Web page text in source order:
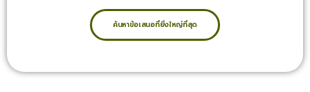
ค้นหาข้อเสนอที่ยิ่งใหญ่ที่สุด